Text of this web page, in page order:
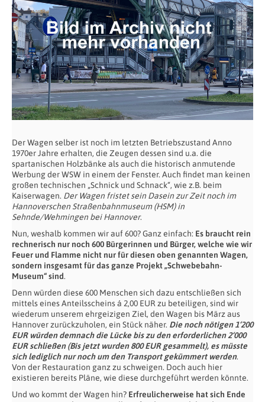
Der Wagen selber ist noch im letzten Betriebszustand Anno
1970er Jahre erhalten, die Zeugen dessen sind u.a. die
spartanischen Holzbänke als auch die historisch anmutende
Werbung der WSW in einem der Fenster. Auch findet man keinen
großen technischen „Schnick und Schnack“, wie z.B. beim
Kaiserwagen. Der Wagen fristet sein Dasein zur Zeit noch im
Hannoverschen Straßenbahnmuseum (HSM) in
Sehnde/Wehmingen bei Hannover.
Nun, weshalb kommen wir auf 600? Ganz einfach: Es braucht rein
rechnerisch nur noch 600 Bürgerinnen und Bürger, welche wie wir
Feuer und Flamme nicht nur für diesen oben genannten Wagen,
sondern insgesamt für das ganze Projekt „Schwebebahn-
Museum“ sind.
Denn würden diese 600 Menschen sich dazu entschließen sich
mittels eines Anteilsscheins á 2,00 EUR zu beteiligen, sind wir
wiederum unserem ehrgeizigen Ziel, den Wagen bis März aus
Hannover zurückzuholen, ein Stück näher. Die noch nötigen 1‘200
EUR würden demnach die Lücke bis zu den erforderlichen 2‘000
EUR schließen (Bis jetzt wurden 800 EUR gesammelt), es müsste
sich lediglich nur noch um den Transport gekümmert werden.
Von der Restauration ganz zu schweigen. Doch auch hier
existieren bereits Pläne, wie diese durchgeführt werden könnte.
Und wo kommt der Wagen hin? Erfreulicherweise hat sich Ende